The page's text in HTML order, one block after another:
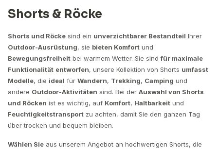
Shorts & Röcke
Shorts und Röcke sind ein unverzichtbarer Bestandteil Ihrer
Outdoor-Ausrüstung, sie bieten Komfort und
Bewegungsfreiheit bei warmem Wetter. Sie sindfür maximale
Funktionalität entworfen, unsere Kollektion von Shorts umfasst
Modelle, die ideal für Wandern, Trekking, Camping und
andere Outdoor-Aktivitäten sind. Bei der Auswahl von Shorts
und Röcken ist es wichtig, auf Komfort, Haltbarkeit und
Feuchtigkeitstransport zu achten, damit Sie den ganzen Tag
über trocken und bequem bleiben.
Wählen Sie aus unserem Angebot an hochwertigen Shorts, die